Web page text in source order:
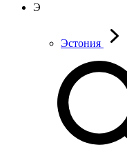
Э
Эстония